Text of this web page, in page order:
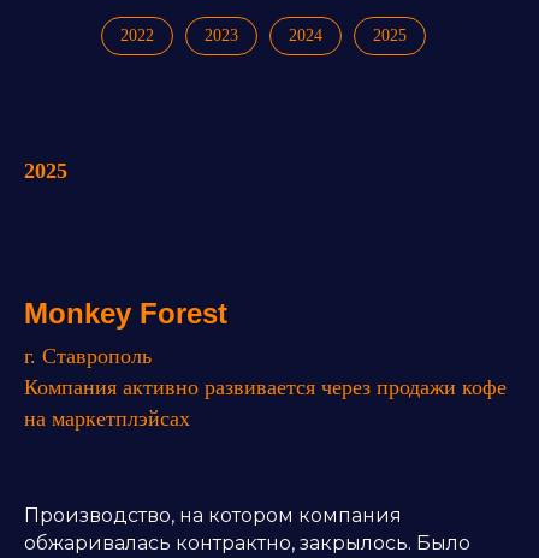
2022 2023 2024 2025
2025
Monkey Forest
г. Ставрополь
Компания активно развивается через продажи кофе
на маркетплэйсах
Производство, на котором компания
обжаривалась контрактно, закрылось. Было